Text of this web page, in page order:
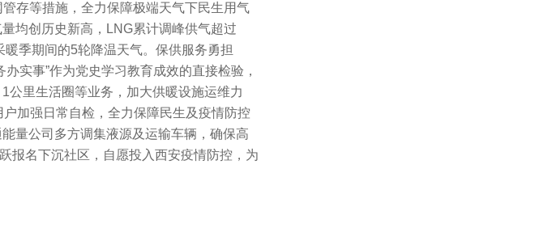
存等措施，全力保障极端天气下民生用气
均创历史新高，LNG累计调峰供气超过
季期间的5轮降温天气。保供服务勇担
实事”作为党史学习教育成效的直接检验，
公里生活圈等业务，加大供暖设施运维力
加强日常自检，全力保障民生及疫情防控
量公司多方调集液源及运输车辆，确保高
报名下沉社区，自愿投入西安疫情防控，为